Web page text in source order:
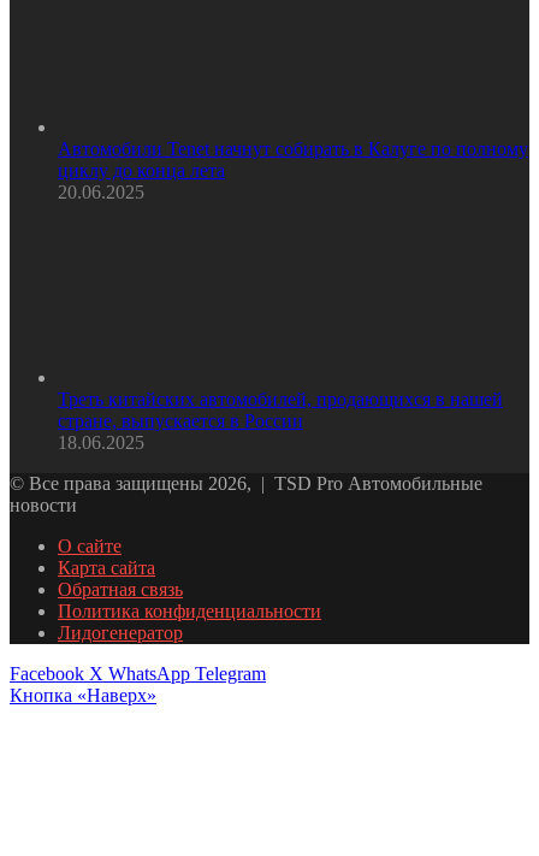
Автомобили Tenet начнут собирать в Калуге по полному
циклу до конца лета
20.06.2025
Треть китайских автомобилей, продающихся в нашей
стране, выпускается в России
18.06.2025
© Все права защищены 2026, | TSD Pro Автомобильные
новости
О сайте
Карта сайта
Обратная связь
Политика конфиденциальности
Лидогенератор
Facebook X WhatsApp Telegram
Кнопка «Наверх»